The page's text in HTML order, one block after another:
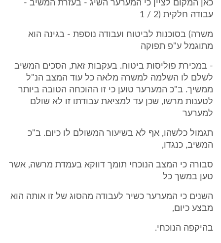
כאן המקום לציין כי המערער השיג - בעזרת המשיב -
עבודה חלקית (2 / 1
משרה) בסוכנות לביטוח ועבודה נוספת - בגינה הוא
מתוגמל ע"פ תפוקה
- במכירת פוליסות ביטוח. בעקבות זאת, הסכים המשיב
לשלם לו השלמה למשרה מלאה כל עוד המצב הנ"ל
ממשיך. ב"כ המערער טוען כי זו ההוכחה הטובה ביותר
לטענות מרשו, שכן עד למציאת עבודתו זו לא שולם
למערער
תגמול כלשהו, אף לא בשיעור המשולם לו כיום. ב"כ
המשיב, כנגדו,
סבורה כי המצב הנוכחי תומך דווקא בעמדת מרשה, אשר
טען במשך כל
השנים כי המערער כשיר לעבודה מהסוג של זו אותה הוא
מבצע כיום,
בהיקפה הנוכחי.